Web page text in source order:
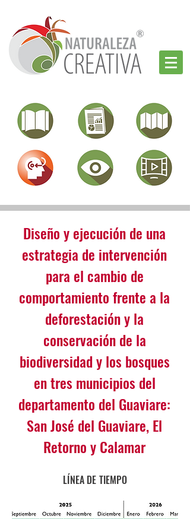
Diseño y ejecución de una
estrategia de intervención
para el cambio de
comportamiento frente a la
deforestación y la
conservación de la
biodiversidad y los bosques
en tres municipios del
departamento del Guaviare:
San José del Guaviare, El
Retorno y Calamar
LÍNEA DE TIEMPO